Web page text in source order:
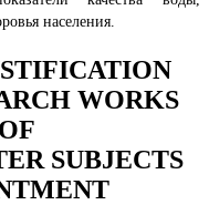
населения.
WORKS
SUBJECTS